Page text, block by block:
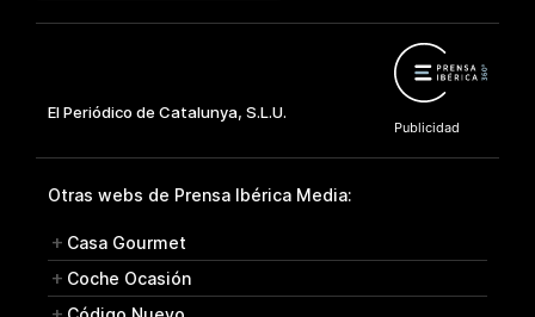
Otras webs de Prensa Ibérica Media:
Casa Gourmet
Coche Ocasión